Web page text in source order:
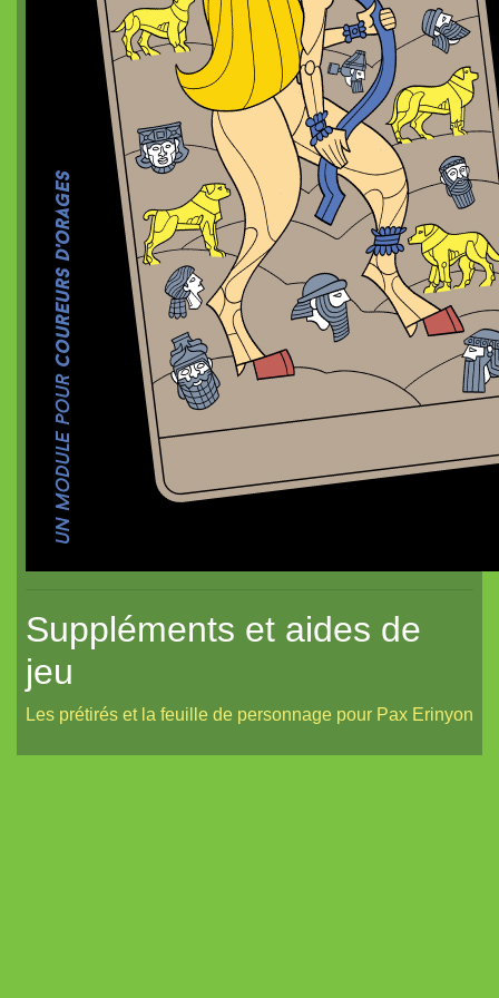
Dragon de poche²
nanoChrome
Dragon de poche
Suppléments et aides de
jeu
Les prétirés et la feuille de personnage pour Pax Erinyon